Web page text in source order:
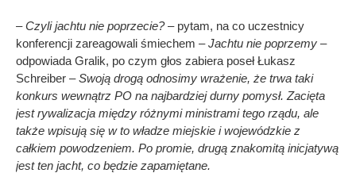
– Czyli jachtu nie poprzecie?– pytam, na co uczestnicy
konferencji zareagowali śmiechem –Jachtu nie poprzemy –
odpowiada Gralik, po czym głos zabiera poseł Łukasz
Schreiber –Swoją drogą odnosimy wrażenie, że trwa taki
konkurs wewnątrz PO na najbardziej durny pomysł. Zacięta
jest rywalizacja między różnymi ministrami tego rządu, ale
także wpisują się w to władze miejskie i wojewódzkie z
całkiem powodzeniem. Po promie, drugą znakomitą inicjatywą
jest ten jacht, co będzie zapamiętane.